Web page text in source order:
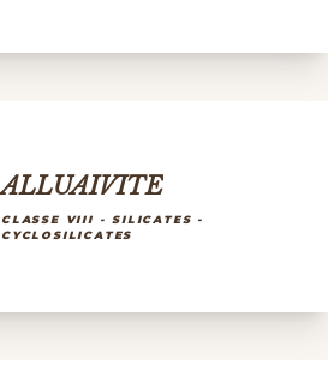
ALLUAIVITE
CLASSE VIII - SILICATES -
CYCLOSILICATES